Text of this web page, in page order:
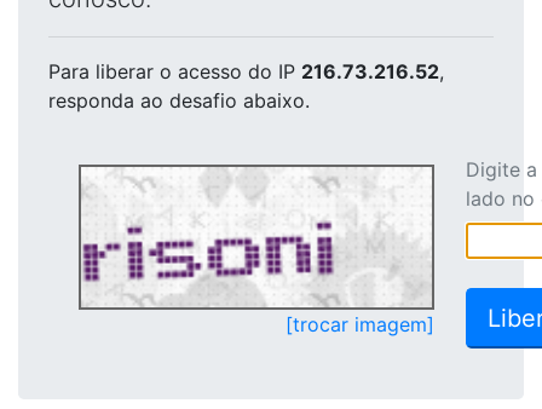
Para liberar o acesso do IP 216.73.216.52,
responda ao desafio abaixo.
[trocar imagem]
Digite
lado no